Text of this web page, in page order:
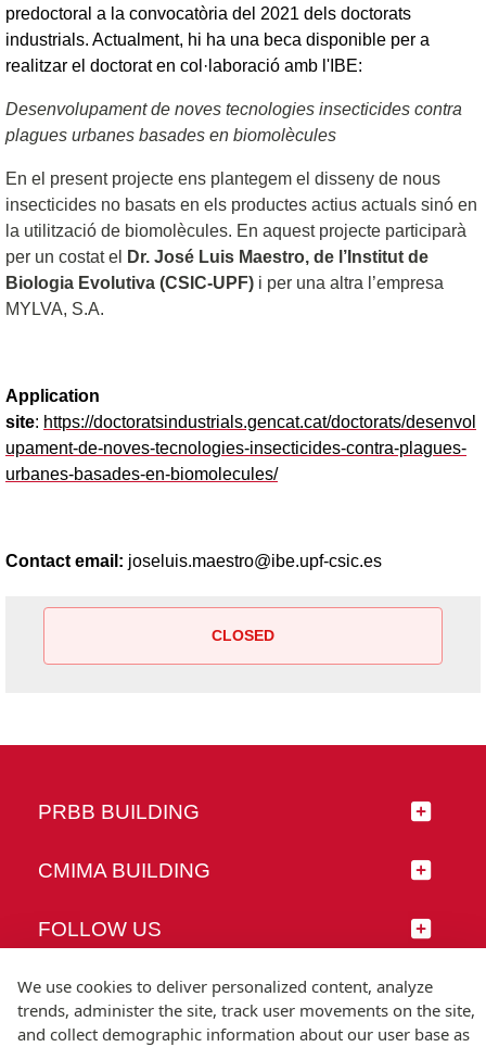
predoctoral a la convocatòria del 2021 dels doctorats
industrials. Actualment, hi ha una beca disponible per a
realitzar el doctorat en col·laboració amb l'IBE:
Desenvolupament de noves tecnologies insecticides contra
plagues urbanes basades en biomolècules
En el present projecte ens plantegem el disseny de nous
insecticides no basats en els productes actius actuals sinó en
la utilització de biomolècules. En aquest projecte participarà
per un costat el
Dr. José Luis Maestro, de l’Institut de
Biologia Evolutiva (CSIC-UPF) i per una altra l’empresa
MYLVA, S.A.
Application
site: https://doctoratsindustrials.gencat.cat/doctorats/desenvol
upament-de-noves-tecnologies-insecticides-contra-plagues-
urbanes-basades-en-biomolecules/
Contact email: joseluis.maestro@ibe.upf-csic.es
CLOSED
PRBB BUILDING
CMIMA BUILDING
FOLLOW US
We use cookies to deliver personalized content, analyze
trends, administer the site, track user movements on the site,
and collect demographic information about our user base as